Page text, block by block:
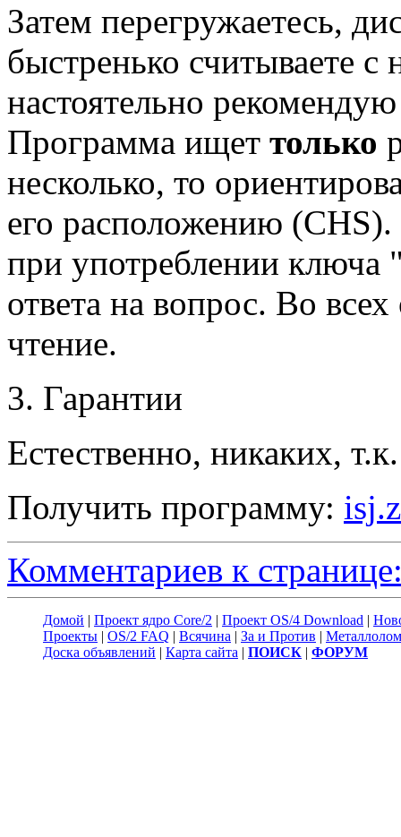
Затем перегружаетесь,
быстренько считываете
настоятельно
Программа ищет только
несколько, то
его расположению
при употреблении ключа
ответа на вопрос. Во
чтение.
3. Гарантии
Естественно, никаких,
Получить программу:
Комментариев к
Домой | Проект ядро Core/2 | Проект OS/4 Download |
Проекты | OS/2 FAQ | Всячина | За и Против | Металлолом
Доска объявлений | Карта сайта | ПОИСК | ФОРУМ